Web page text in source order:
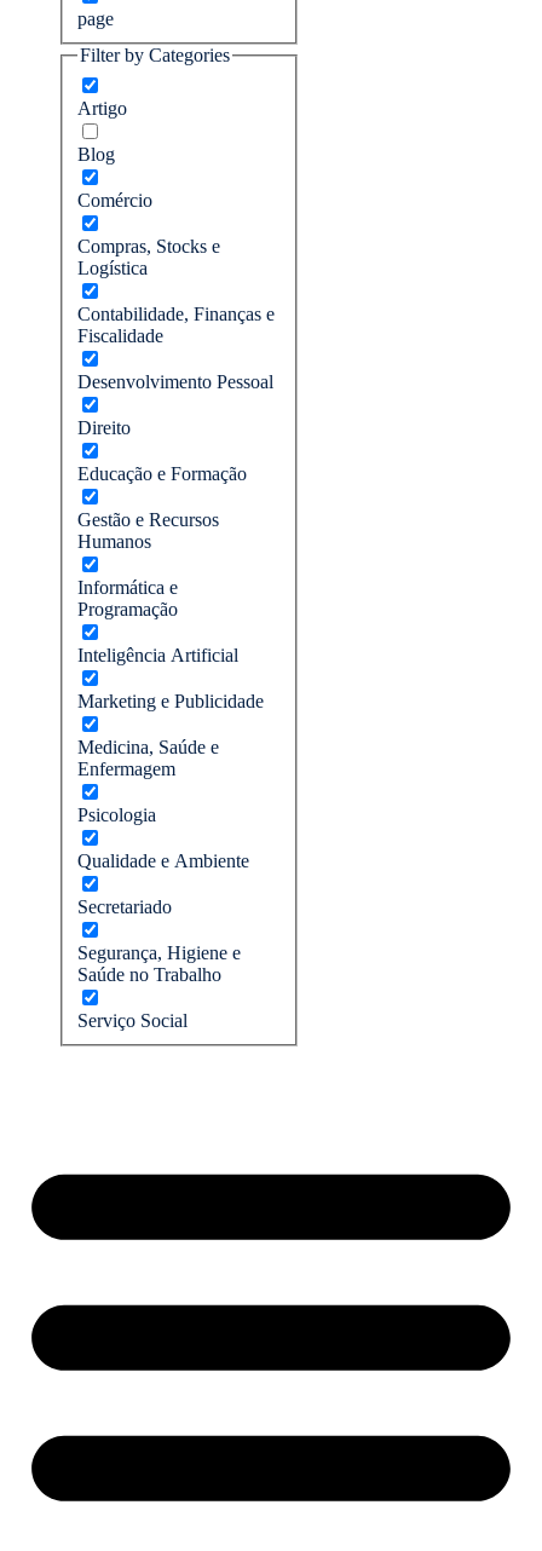
page
Filter by Categories
Artigo
Blog
Comércio
Compras, Stocks e
Logística
Contabilidade, Finanças e
Fiscalidade
Desenvolvimento Pessoal
Direito
Educação e Formação
Gestão e Recursos
Humanos
Informática e
Programação
Inteligência Artificial
Marketing e Publicidade
Medicina, Saúde e
Enfermagem
Psicologia
Qualidade e Ambiente
Secretariado
Segurança, Higiene e
Saúde no Trabalho
Serviço Social